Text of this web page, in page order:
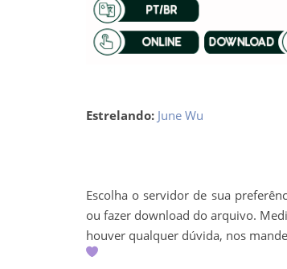
Estrelando: June Wu
Escolha o servidor de sua
ou fazer download do arquivo.
houver qualquer dúvida, nos